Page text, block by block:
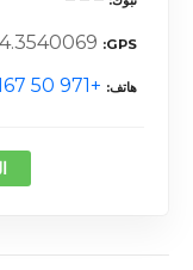
GPS
53.9485752
هاتف +971 50 167 8570